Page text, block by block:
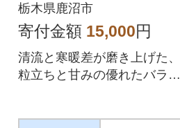
栃木県鹿沼市
寄付金額 15,000円
清流と寒暖差が磨き上げた、
粒立ちと甘みの優れたバラン